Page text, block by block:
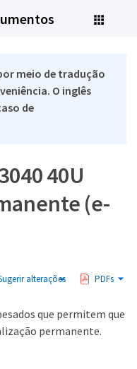
meio de tradução
O inglês
de
40U
(e-
alterações PDFs
que permitem que
permanente.